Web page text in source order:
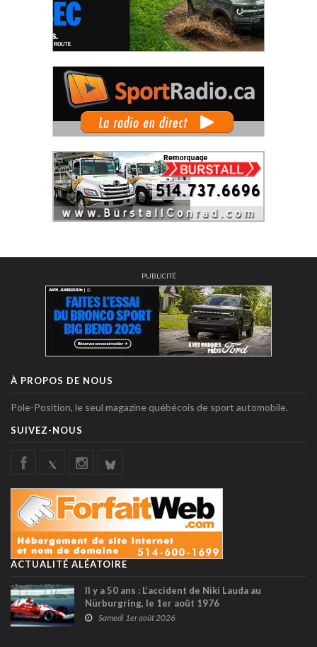
PUBLICITÉ
À PROPOS DE NOUS
Pole-Position, le seul magazine québécois de sport automobile.
SUIVEZ-NOUS
ACTUALITÉ ALÉATOIRE
Il y a 50 ans : L’accident de Niki Lauda au
Nürburgring, le 1er août 1976
Samedi 1er août 2026